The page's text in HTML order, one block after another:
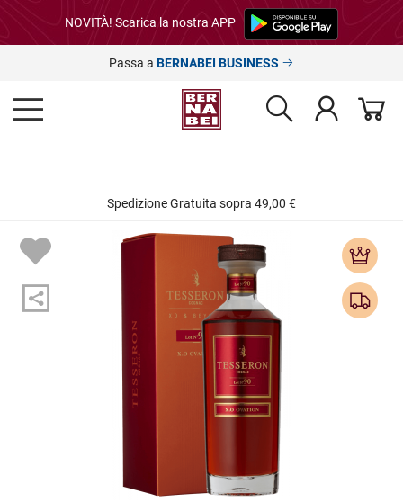
NOVITÀ! Scarica la nostra APP
Passa a BERNABEI BUSINESS
Spedizione Gratuita sopra 49,00 €